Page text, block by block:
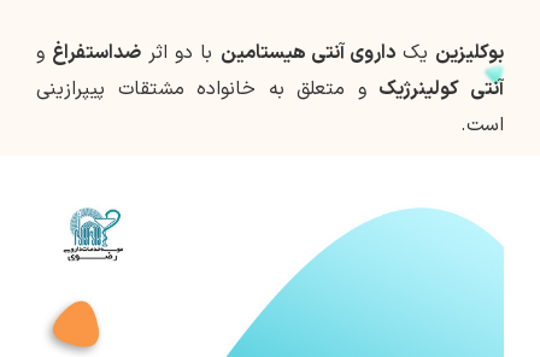
بوکلیزین یکداروی آنتی هیستامین با دو اثر ضداستفراغ و
آنتی کولینرژیک و متعلق به خانواده مشتقات پیپرازینی
است.